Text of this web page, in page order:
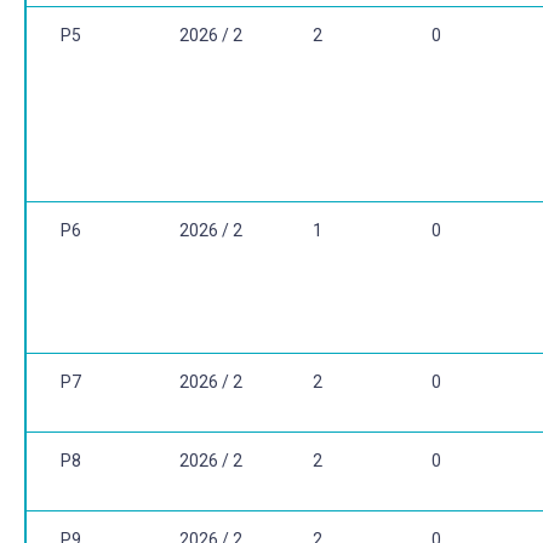
P5 2026 / 2 2 0
P6 2026 / 2 1 0
P7 2026 / 2 2 0
P8 2026 / 2 2 0
P9 2026 / 2 2 0